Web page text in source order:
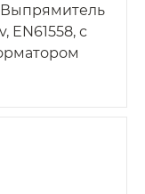
Выпрямитель
EN61558, с